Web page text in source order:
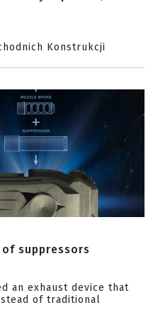
Konstrukcji
suppressors
an exhaust device that
of traditional